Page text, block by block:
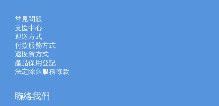
常見問題
支援中心
運送方式
付款服務方式
退換貨方式
產品保用登記
法定除舊服務條款
聯絡我們